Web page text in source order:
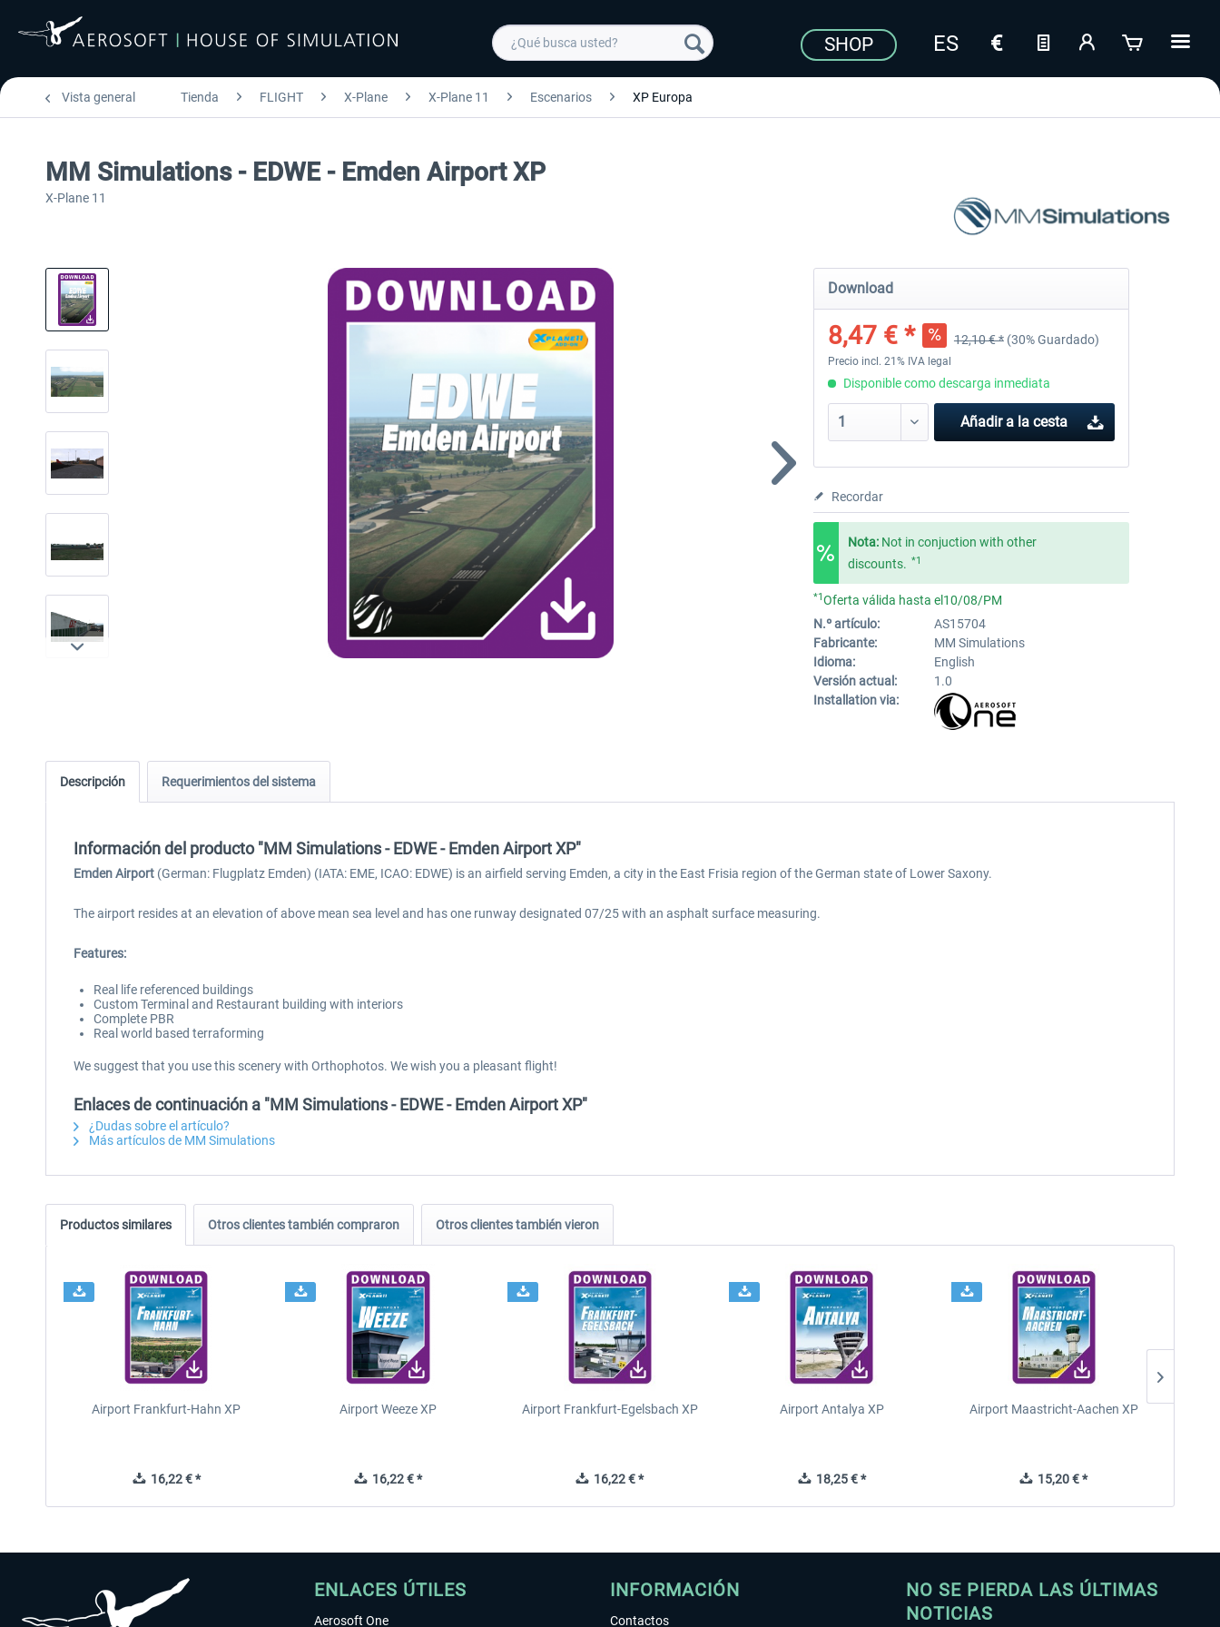
SHOP
Vista general Tienda FLIGHT X-Plane X-Plane 11 Escenarios XP Europa
MM Simulations - EDWE - Emden Airport XP
X-Plane 11
Download
8,47 € * 12,10 € * (30% Guardado)
Precio incl. 21% IVA legal
Disponible como descarga inmediata
Añadir a la cesta
Recordar
Nota: Not in conjuction with other
discounts. *1
*1Oferta válida hasta el10/08/PM
N.º artículo:
AS15704
Fabricante:
MM Simulations
Idioma:
English
Versión actual:
1.0
Installation via:
Descripción Requerimientos del sistema
Información del producto "MM Simulations - EDWE - Emden Airport XP"
Emden Airport (German: Flugplatz Emden) (IATA: EME, ICAO: EDWE) is an airfield serving Emden, a city in the East Frisia region of the German state of Lower Saxony.
The airport resides at an elevation of above mean sea level and has one runway designated 07/25 with an asphalt surface measuring.
Features:
Real life referenced buildings
Custom Terminal and Restaurant building with interiors
Complete PBR
Real world based terraforming
We suggest that you use this scenery with Orthophotos. We wish you a pleasant flight!
Enlaces de continuación a "MM Simulations - EDWE - Emden Airport XP"
¿Dudas sobre el artículo?
Más artículos de MM Simulations
Productos similares Otros clientes también compraron Otros clientes también vieron
Airport Frankfurt-Hahn XP
16,22 € *
Airport Weeze XP
16,22 € *
Airport Frankfurt-Egelsbach XP
16,22 € *
Airport Antalya XP
18,25 € *
Airport Maastricht-Aachen XP
15,20 € *
ENLACES ÚTILES
Aerosoft One
INFORMACIÓN
Contactos
NO SE PIERDA LAS ÚLTIMAS
NOTICIAS